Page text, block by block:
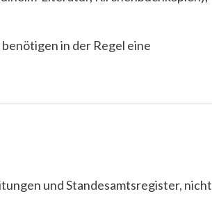
in der Regel eine
und Standesamtsregister, nicht